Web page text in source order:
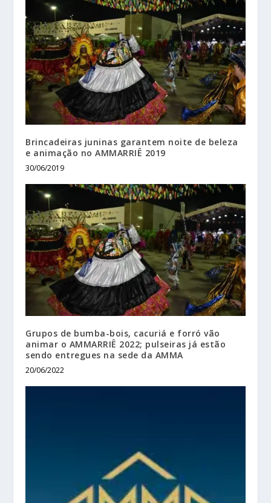
Brincadeiras juninas garantem noite de beleza
e animação no AMMARRIÊ 2019
30/06/2019
Grupos de bumba-bois, cacuriá e forró vão
animar o AMMARRIÊ 2022; pulseiras já estão
sendo entregues na sede da AMMA
20/06/2022